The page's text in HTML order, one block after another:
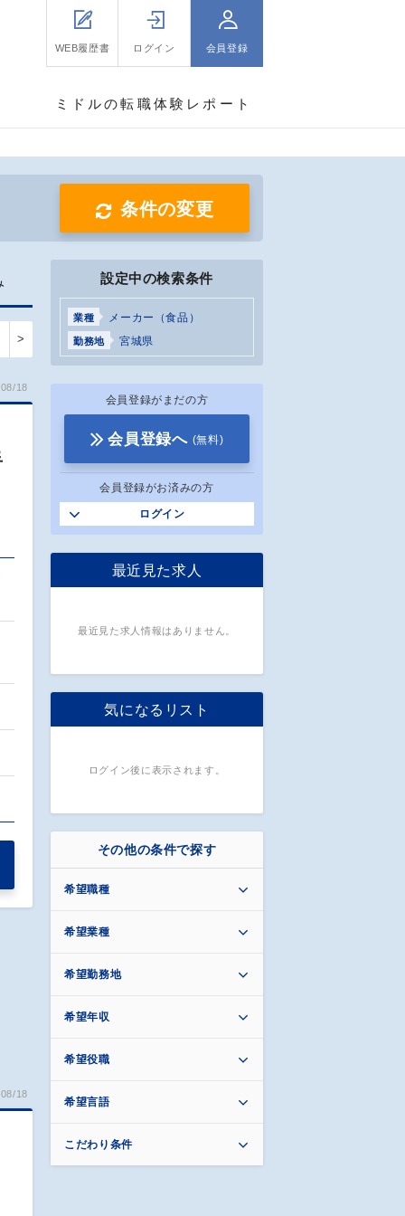
WEB履歴書 ログイン 会員登録
ミドルの転職体験レポート
条件の変更
>
18
18
設定中の検索条件
業種 メーカー（食品）
勤務地 宮城県
会員登録がまだの方
会員登録へ (無料)
会員登録がお済みの方
ログイン
最近見た求人
最近見た求人情報はありません。
気になるリスト
ログイン後に表示されます。
その他の条件で探す
希望職種
希望業種
希望勤務地
希望年収
希望役職
希望言語
こだわり条件